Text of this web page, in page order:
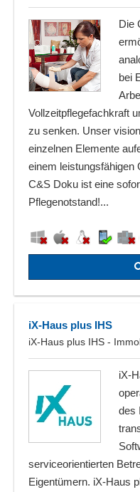
Die
bei
Vollzeitpflegefachkraft
zu senken. Unser
einzelnen Elemente
einem
C&S Doku ist eine
Pflegenotstand!...
iX-Haus plus IHS
iX-Haus plus IHS -
iX-
des
serviceorientierten
Eigentümern. iX-Haus